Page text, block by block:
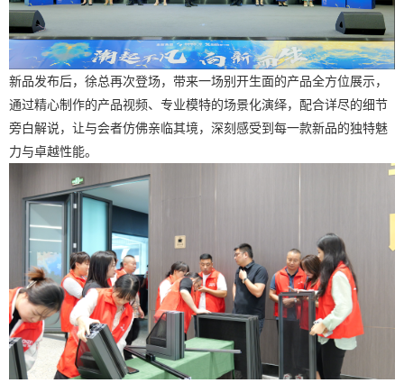
新品发布后，徐总再次登场，带来一场别开生面的产品全方位展示，
通过精心制作的产品视频、专业模特的场景化演绎，配合详尽的细节
旁白解说，让与会者仿佛亲临其境，深刻感受到每一款新品的独特魅
力与卓越性能。